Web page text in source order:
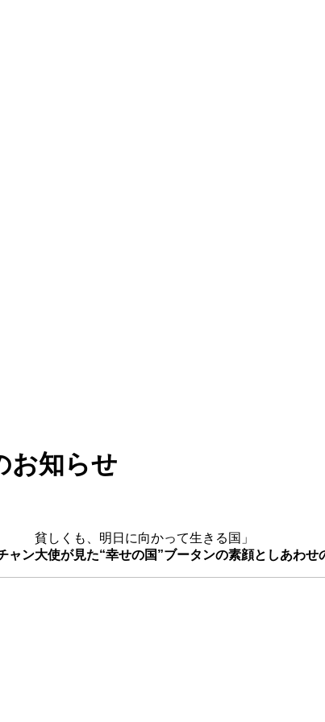
お知らせ
貧しくも、明日に向かって生きる国」
ャン大使が見た“幸せの国”ブータンの素顔としあわせ